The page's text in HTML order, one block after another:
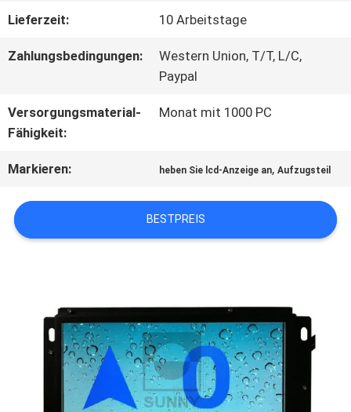
TRETEN
MIT
VERBINDUNG
FÄLLE
SITEMAP
Lieferzeit: 10 Arbeitstage
Zahlungsbedingungen:
Western Union, T/T, L/C,
Paypal
Versorgungsmaterial-
Fähigkeit:
Monat mit 1000 PC
Markieren: heben Sie lcd-Anzeige an,Aufzugsteil
BESTPREIS